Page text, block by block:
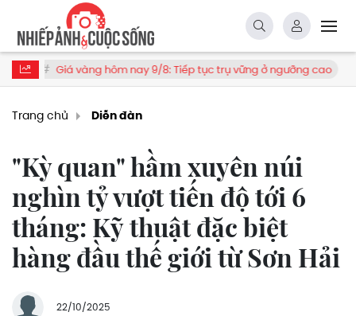
hôm nay 9/8: Tiếp tục trụ vững ở ngưỡng cao Tăng
Trang chủ Diễn đàn
"Kỳ quan" hầm xuyên núi
nghìn tỷ vượt tiến độ tới 6
tháng: Kỹ thuật đặc biệt
hàng đầu thế giới từ Sơn Hải
22/10/2025